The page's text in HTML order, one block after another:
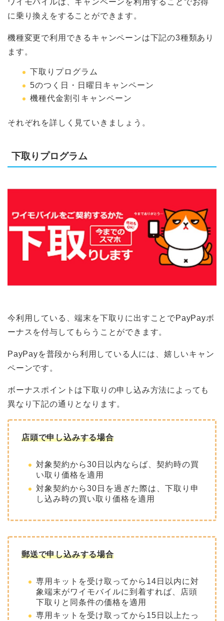
ワイモバイルは、キャンペーンを利用することでお得
に乗り換えをすることができます。
機種変更で利用できるキャンペーンは下記の3種類あり
ます。
下取りプログラム
5のつく日・日曜日キャンペーン
機種代金割引キャンペーン
それぞれを詳しく見ていきましょう。
下取りプログラム
今利用している、端末を下取りに出すことでPayPayボ
ーナスを付与してもらうことができます。
PayPayを普段から利用している人には、嬉しいキャン
ペーンです。
ボーナスポイントは下取りの申し込み方法によっても
異なり下記の通りとなります。
店頭で申し込みする場合
対象契約から30日以内ならば、契約時の買
い取り価格を適用
対象契約から30日を過ぎた際は、下取り申
し込み時の買い取り価格を適用
郵送で申し込みする場合
専用キットを受け取ってから14日以内に対
象端末がワイモバイルに到着すれば、店頭
下取りと同条件の価格を適用
専用キットを受け取ってから15日以上たっ